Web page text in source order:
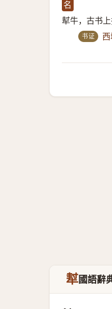
名
犎牛，古书
书证
犎國語辭